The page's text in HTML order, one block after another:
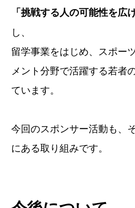
「挑戦する人の可能性を広
し、
留学事業をはじめ、スポー
メント分野で活躍する若者
ています。
今回のスポンサー活動も、
にある取り組みです。